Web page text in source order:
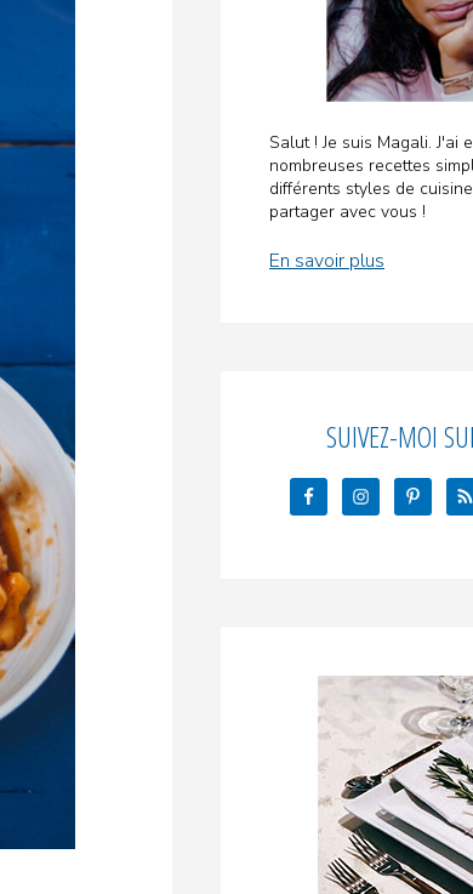
Salut ! Je suis Magali. J'ai
nombreuses recettes
différents styles de
partager avec vous !
En savoir plus
SUIVEZ-MOI